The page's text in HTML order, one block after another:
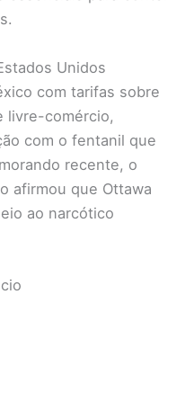
Unidos
com tarifas sobre
livre-comércio,
com o fentanil que
recente, o
afirmou que Ottawa
ao narcótico